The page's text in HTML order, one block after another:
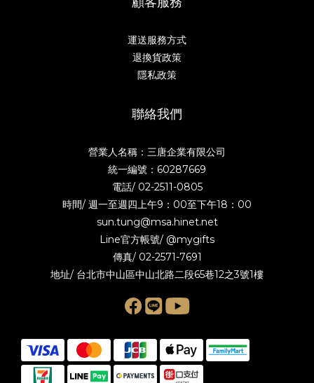
運送服務方式
退換貨政策
隱私政策
聯絡我們
營業人名稱：三唐企業有限公司
統一編號：60287669
電話/ 02-2511-0805
時間/ 週一至週四上午9：00至下午18：00
sun.tung@msa.hinet.net
Line官方帳號/ @mygifts
傳真/ 02-2571-7691
地址/ 台北市中山區中山北路二段65巷12之3號1樓